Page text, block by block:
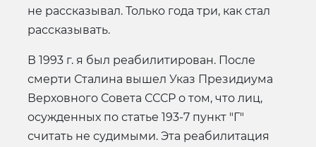
не рассказывал. Только года три, как стал
рассказывать.
В 1993 г. я был реабилитирован. После
смерти Сталина вышел Указ Президиума
Верховного Совета СССР о том, что лиц,
осужденных по статье 193-7 пункт "Г"
считать не судимыми. Эта реабилитация